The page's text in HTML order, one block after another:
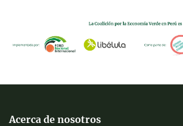
Acerca de nosotros